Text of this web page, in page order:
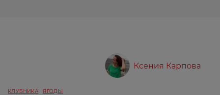
Ксения Карпова
КЛУБНИКА ЯГОДЫ